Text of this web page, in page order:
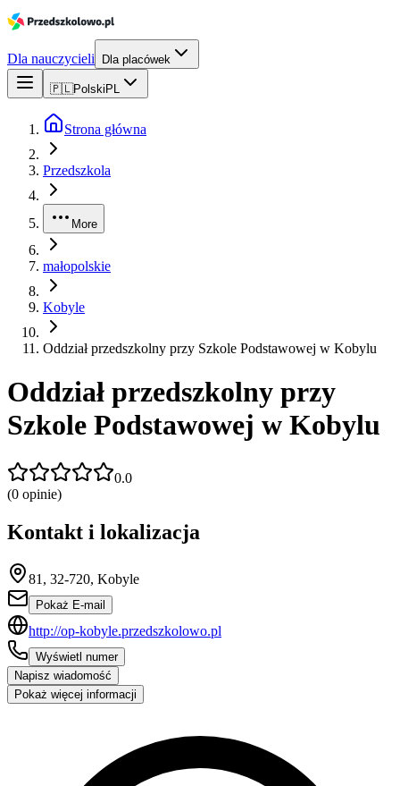
Dla nauczycieli Dla placówek
🇵🇱Polski PL
Strona główna
Przedszkola
More
małopolskie
Kobyle
Oddział przedszkolny przy Szkole Podstawowej w Kobylu
Oddział przedszkolny przy
Szkole Podstawowej w Kobylu
0.0
(0 opinie)
Kontakt i lokalizacja
81, 32-720, Kobyle
Pokaż E-mail
http://op-kobyle.przedszkolowo.pl
Wyświetl numer
Napisz wiadomość
Pokaż więcej informacji